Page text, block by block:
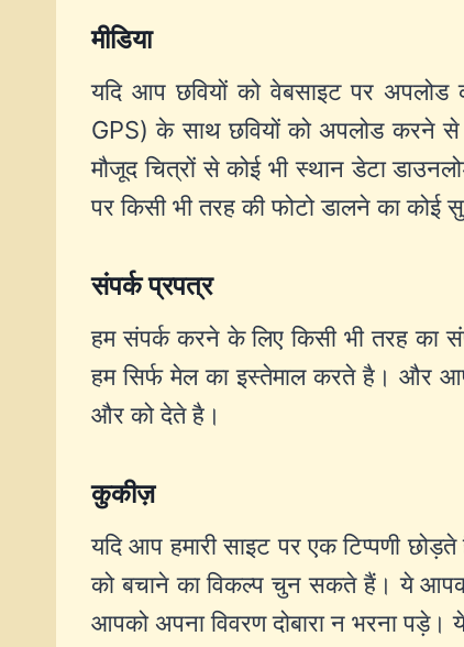
मीडिया
यदि आप छवियों को वेबसाइट पर
GPS) के साथ छवियों को अपलोड करने से
मौजूद चित्रों से कोई भी स्थान डेटा
पर किसी भी तरह की फोटो डालने का कोई
संपर्क प्रपत्र
हम संपर्क करने के लिए किसी भी तरह का
हम सिर्फ मेल का इस्तेमाल करते है। और
और को देते है।
कुकीज़
यदि आप हमारी साइट पर एक टिप्पणी
को बचाने का विकल्प चुन सकते हैं। ये
आपको अपना विवरण दोबारा न भरना